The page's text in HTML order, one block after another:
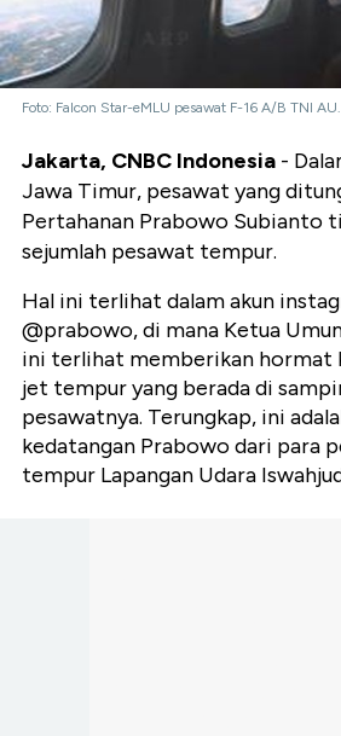
Foto: Falcon Star-eMLU pesawat F-16 A/B TNI
Jakarta, CNBC Indonesia -
Jawa Timur, pesawat yang
Pertahanan Prabowo Subianto
sejumlah pesawat tempur.
Hal ini terlihat dalam akun
@prabowo, di mana Ketua
ini terlihat memberikan hormat
jet tempur yang berada di
pesawatnya. Terungkap, ini
kedatangan Prabowo dari para
tempur Lapangan Udara